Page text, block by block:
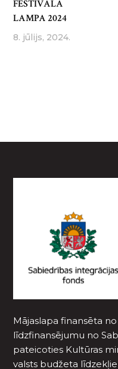
FESTIVĀLĀ
LAMPA 2024
8. jūlijs, 2024.
Mājaslapa finansēta
līdzfinansējumu no
pateicoties Kultūras
valsts budžeta